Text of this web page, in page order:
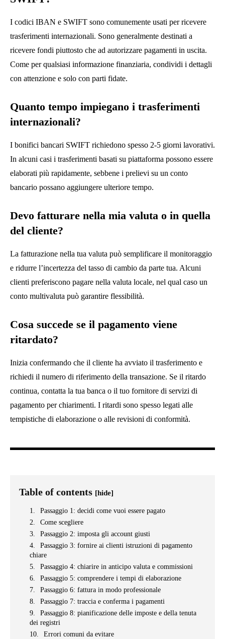
I codici IBAN e SWIFT sono comunemente usati per ricevere
trasferimenti internazionali. Sono generalmente destinati a
ricevere fondi piuttosto che ad autorizzare pagamenti in uscita.
Come per qualsiasi informazione finanziaria, condividi i dettagli
con attenzione e solo con parti fidate.
Quanto tempo impiegano i trasferimenti
internazionali?
I bonifici bancari SWIFT richiedono spesso 2-5 giorni lavorativi.
In alcuni casi i trasferimenti basati su piattaforma possono essere
elaborati più rapidamente, sebbene i prelievi su un conto
bancario possano aggiungere ulteriore tempo.
Devo fatturare nella mia valuta o in quella
del cliente?
La fatturazione nella tua valuta può semplificare il monitoraggio
e ridurre l’incertezza del tasso di cambio da parte tua. Alcuni
clienti preferiscono pagare nella valuta locale, nel qual caso un
conto multivaluta può garantire flessibilità.
Cosa succede se il pagamento viene
ritardato?
Inizia confermando che il cliente ha avviato il trasferimento e
richiedi il numero di riferimento della transazione. Se il ritardo
continua, contatta la tua banca o il tuo fornitore di servizi di
pagamento per chiarimenti. I ritardi sono spesso legati alle
tempistiche di elaborazione o alle revisioni di conformità.
Table of contents [hide]
Passaggio 1: decidi come vuoi essere pagato
Come scegliere
Passaggio 2: imposta gli account giusti
Passaggio 3: fornire ai clienti istruzioni di pagamento
chiare
Passaggio 4: chiarire in anticipo valuta e commissioni
Passaggio 5: comprendere i tempi di elaborazione
Passaggio 6: fattura in modo professionale
Passaggio 7: traccia e conferma i pagamenti
Passaggio 8: pianificazione delle imposte e della tenuta
dei registri
Errori comuni da evitare